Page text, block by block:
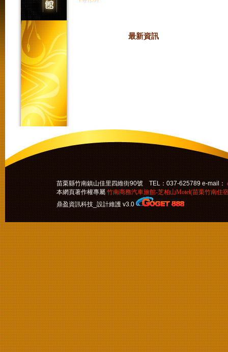
最新資訊
苗栗縣竹南鎮山佳里四維街90號 TEL：037-625789 e-mail：
本網頁著作權專屬 竹南商務汽車旅館-芝柏山Motel(苗栗竹南住
鼎盈資訊科技_設計維護 v3.0